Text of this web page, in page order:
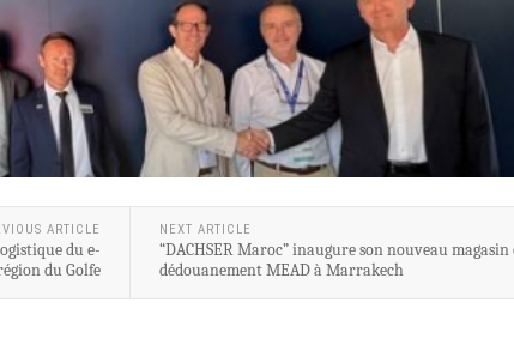
ARTICLE
du e-
du Golfe
NEXT ARTICLE
“DACHSER Maroc” inaugure son nouveau magasin
dédouanement MEAD à Marrakech